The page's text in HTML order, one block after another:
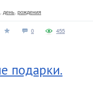
день рождения
0 455
подарки.